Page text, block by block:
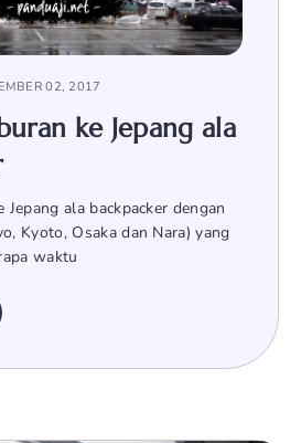
02, 2017
ke Jepang ala
ala backpacker dengan
Kyoto, Osaka dan Nara) yang
waktu